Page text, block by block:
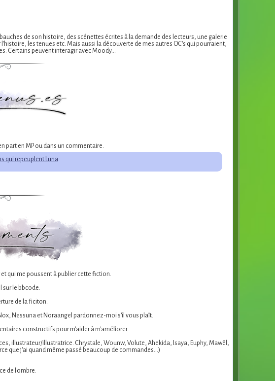
de son histoire, des scénettes écrites à la demande des lecteurs, une galerie
les tenues etc. Mais aussi la découverte de mes autres OC's qui pourraient,
Certains peuvent interagir avec Moody…
part en MP ou dans un commentaire.
qui repeuplent Luna
qui me poussent à publier cette fiction.
sur le bbcode.
de la ficiton.
Nessuna et Noraangel pardonnez-moi s'il vous plaît.
constructifs pour m'aider à m'améliorer.
illustrateur/illustratrice. Chrystale, Wounw, Volute, Ahekida, Isaya, Euphy, Mawël,
que j'ai quand même passé beaucoup de commandes...)
de l'ombre.